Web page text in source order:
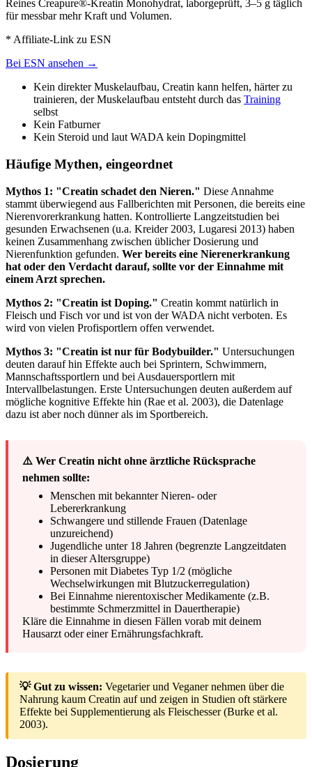
Reines Creapure®-Kreatin Monohydrat, laborgeprüft, 3–5 g täglich
für messbar mehr Kraft und Volumen.
* Affiliate-Link zu ESN
Bei ESN ansehen →
Kein direkter Muskelaufbau, Creatin kann helfen, härter zu
trainieren, der Muskelaufbau entsteht durch das Training
selbst
Kein Fatburner
Kein Steroid und laut WADA kein Dopingmittel
Häufige Mythen, eingeordnet
Mythos 1: "Creatin schadet den Nieren." Diese Annahme
stammt überwiegend aus Fallberichten mit Personen, die bereits eine
Nierenvorerkrankung hatten. Kontrollierte Langzeitstudien bei
gesunden Erwachsenen (u.a. Kreider 2003, Lugaresi 2013) haben
keinen Zusammenhang zwischen üblicher Dosierung und
Nierenfunktion gefunden. Wer bereits eine Nierenerkrankung
hat oder den Verdacht darauf, sollte vor der Einnahme mit
einem Arzt sprechen.
Mythos 2: "Creatin ist Doping." Creatin kommt natürlich in
Fleisch und Fisch vor und ist von der WADA nicht verboten. Es
wird von vielen Profisportlern offen verwendet.
Mythos 3: "Creatin ist nur für Bodybuilder." Untersuchungen
deuten darauf hin Effekte auch bei Sprintern, Schwimmern,
Mannschaftssportlern und bei Ausdauersportlern mit
Intervallbelastungen. Erste Untersuchungen deuten außerdem auf
mögliche kognitive Effekte hin (Rae et al. 2003), die Datenlage
dazu ist aber noch dünner als im Sportbereich.
⚠️ Wer Creatin nicht ohne ärztliche Rücksprache
nehmen sollte:
Menschen mit bekannter Nieren- oder
Lebererkrankung
Schwangere und stillende Frauen (Datenlage
unzureichend)
Jugendliche unter 18 Jahren (begrenzte Langzeitdaten
in dieser Altersgruppe)
Personen mit Diabetes Typ 1/2 (mögliche
Wechselwirkungen mit Blutzuckerregulation)
Bei Einnahme nierentoxischer Medikamente (z.B.
bestimmte Schmerzmittel in Dauertherapie)
Kläre die Einnahme in diesen Fällen vorab mit deinem
Hausarzt oder einer Ernährungsfachkraft.
💡 Gut zu wissen: Vegetarier und Veganer nehmen über die
Nahrung kaum Creatin auf und zeigen in Studien oft stärkere
Effekte bei Supplementierung als Fleischesser (Burke et al.
2003).
Dosierung